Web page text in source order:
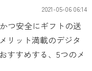
2021-05-06 06:14
つ安全にギフトの送
リット満載のデジタ
すすめする、5つのメ